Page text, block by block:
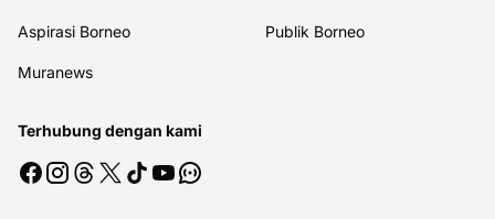
Aspirasi Borneo Publik Borneo
Muranews
Terhubung dengan kami